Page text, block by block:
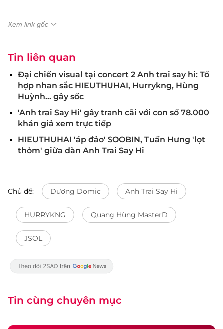
Xem link gốc
Tin liên quan
Đại chiến visual tại concert 2 Anh trai say hi: Tổ
hợp nhan sắc HIEUTHUHAI, Hurrykng, Hùng
Huỳnh... gây sốc
'Anh trai Say Hi' gây tranh cãi với con số 78.000
khán giả xem trực tiếp
HIEUTHUHAI 'áp đảo' SOOBIN, Tuấn Hưng 'lọt
thỏm' giữa dàn Anh Trai Say Hi
Chủ đề: Dương Domic Anh Trai Say Hi
HURRYKNG Quang Hùng MasterD
JSOL
Tin cùng chuyên mục